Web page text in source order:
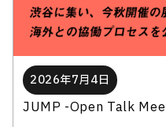
JUMP -Open Talk
2026年7月4日